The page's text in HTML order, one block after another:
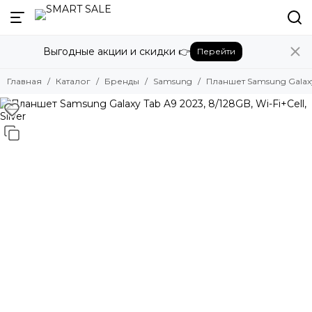
Назад
Бренды
Amazon
Apple
Beats
Bose
Выгодные акции и скидки 👉 Перейти
Главная Каталог Бренды Samsung Планшет Samsung